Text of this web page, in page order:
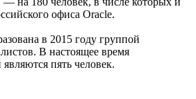
офиса Oracle.
в 2015 году группой
В настоящее время
пять человек.